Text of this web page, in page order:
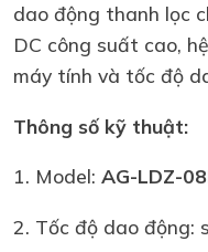
dao động thanh lọc
DC công suất cao,
máy tính và tốc độ
Thông số kỹ thuật:
1. Model: AG-LDZ-
2. Tốc độ dao động: